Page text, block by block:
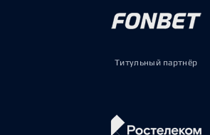
Титульный партнёр